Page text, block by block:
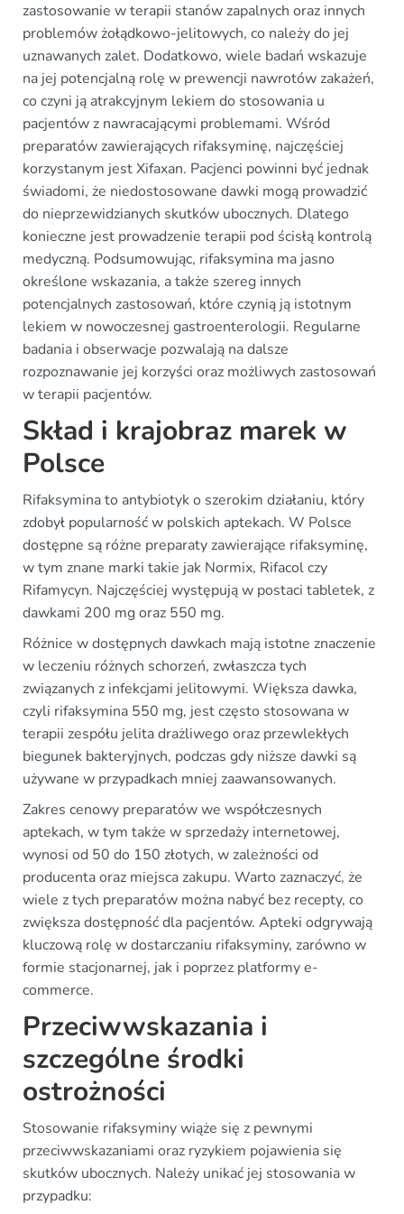
zastosowanie w terapii stanów zapalnych oraz innych
problemów żołądkowo-jelitowych, co należy do jej
uznawanych zalet. Dodatkowo, wiele badań wskazuje
na jej potencjalną rolę w prewencji nawrotów zakażeń,
co czyni ją atrakcyjnym lekiem do stosowania u
pacjentów z nawracającymi problemami. Wśród
preparatów zawierających rifaksyminę, najczęściej
korzystanym jest Xifaxan. Pacjenci powinni być jednak
świadomi, że niedostosowane dawki mogą prowadzić
do nieprzewidzianych skutków ubocznych. Dlatego
konieczne jest prowadzenie terapii pod ścisłą kontrolą
medyczną. Podsumowując, rifaksymina ma jasno
określone wskazania, a także szereg innych
potencjalnych zastosowań, które czynią ją istotnym
lekiem w nowoczesnej gastroenterologii. Regularne
badania i obserwacje pozwalają na dalsze
rozpoznawanie jej korzyści oraz możliwych zastosowań
w terapii pacjentów.
Skład i krajobraz marek w
Polsce
Rifaksymina to antybiotyk o szerokim działaniu, który
zdobył popularność w polskich aptekach. W Polsce
dostępne są różne preparaty zawierające rifaksyminę,
w tym znane marki takie jak Normix, Rifacol czy
Rifamycyn. Najczęściej występują w postaci tabletek, z
dawkami 200 mg oraz 550 mg.
Różnice w dostępnych dawkach mają istotne znaczenie
w leczeniu różnych schorzeń, zwłaszcza tych
związanych z infekcjami jelitowymi. Większa dawka,
czyli rifaksymina 550 mg, jest często stosowana w
terapii zespółu jelita drażliwego oraz przewlekłych
biegunek bakteryjnych, podczas gdy niższe dawki są
używane w przypadkach mniej zaawansowanych.
Zakres cenowy preparatów we współczesnych
aptekach, w tym także w sprzedaży internetowej,
wynosi od 50 do 150 złotych, w zależności od
producenta oraz miejsca zakupu. Warto zaznaczyć, że
wiele z tych preparatów można nabyć bez recepty, co
zwiększa dostępność dla pacjentów. Apteki odgrywają
kluczową rolę w dostarczaniu rifaksyminy, zarówno w
formie stacjonarnej, jak i poprzez platformy e-
commerce.
Przeciwwskazania i
szczególne środki
ostrożności
Stosowanie rifaksyminy wiąże się z pewnymi
przeciwwskazaniami oraz ryzykiem pojawienia się
skutków ubocznych. Należy unikać jej stosowania w
przypadku: